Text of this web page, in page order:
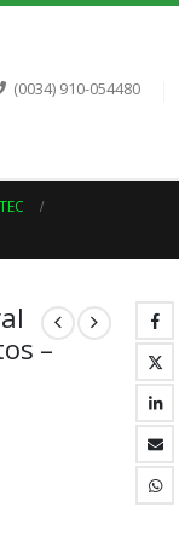
(0034) 910-054480
–